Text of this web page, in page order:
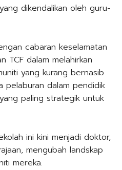
dikendalikan oleh guru-
cabaran keselamatan
TCF dalam melahirkan
yang kurang bernasib
pelaburan dalam pendidik
paling strategik untuk
ini kini menjadi doktor,
mengubah landskap
mereka.